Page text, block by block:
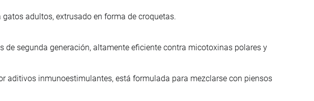
adultos, extrusado en forma de croquetas.
de segunda generación, altamente eficiente contra micotoxinas polares y
aditivos inmunoestimulantes, está formulada para mezclarse con piensos